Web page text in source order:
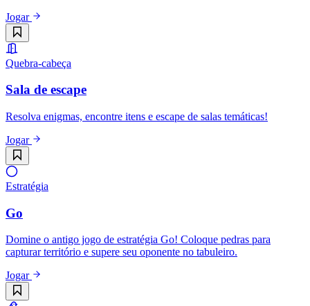
Jogar
Quebra-cabeça
Sala de escape
Resolva enigmas, encontre itens e escape de salas temáticas!
Jogar
Estratégia
Go
Domine o antigo jogo de estratégia Go! Coloque pedras para
capturar território e supere seu oponente no tabuleiro.
Jogar